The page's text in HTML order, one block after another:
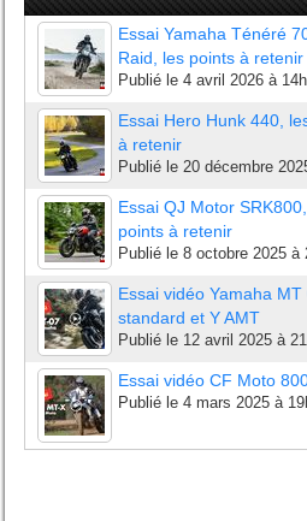
Essai Yamaha Ténéré
Raid, les points à retenir
Publié le 4 avril 2026 à
Essai Hero Hunk 440,
à retenir
Publié le 20 décembre
Essai QJ Motor
points à retenir
Publié le 8 octobre 2025 à
Essai vidéo Yamaha
standard et Y AMT
Publié le 12 avril 2025 à
Essai vidéo CF Moto
Publié le 4 mars 2025 à